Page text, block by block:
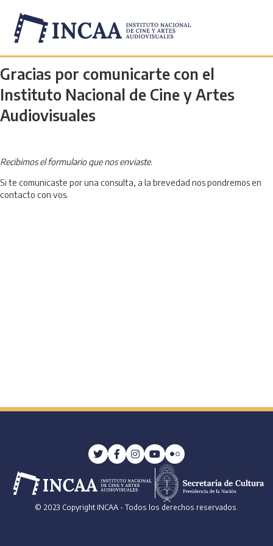
Confirmación de envío
Gracias por comunicarte con el
Instituto Nacional de Cine y Artes
Audiovisuales
Recibimos el formulario que nos enviaste.
Si te comunicaste por una consulta, a la brevedad nos pondremos en
contacto con vos.
© 2023 Copyright INCAA - Todos los derechos reservados.